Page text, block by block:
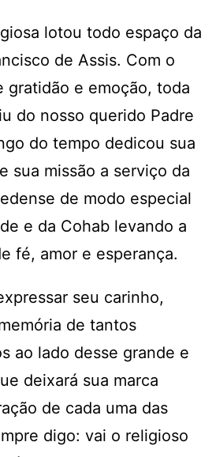
lotou todo espaço da
de Assis. Com o
gratidão e emoção, toda
do nosso querido Padre
do tempo dedicou sua
sua missão a serviço da
de modo especial
e da Cohab levando a
fé, amor e esperança.
seu carinho,
de tantos
ao lado desse grande e
deixará sua marca
de cada uma das
digo: vai o religioso